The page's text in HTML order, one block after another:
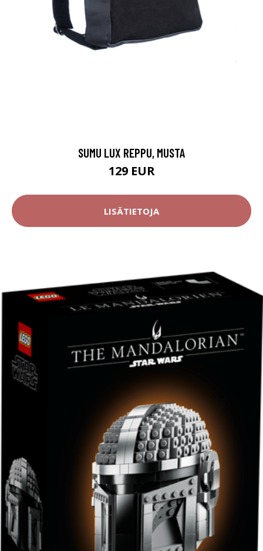
SUMU LUX REPPU, MUSTA
129 EUR
LISÄTIETOJA